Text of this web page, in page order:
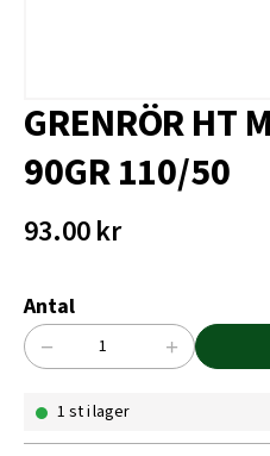
GRENRÖR HT
90GR 110/50
93.00kr
Antal
GRENRÖR
− +
1 st i lager